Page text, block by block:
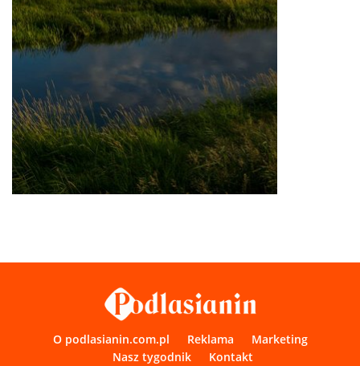
O podlasianin.com.pl Reklama
Marketing
Nasz tygodnik
Kontakt